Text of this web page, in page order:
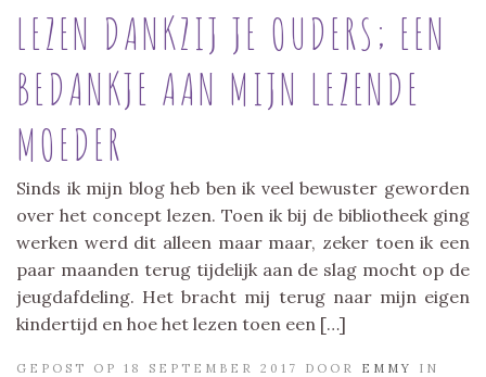
LEZEN DANKZIJ JE OUDERS; EEN
BEDANKJE AAN MIJN LEZENDE
MOEDER
Sinds ik mijn blog heb ben ik veel bewuster geworden
over het concept lezen. Toen ik bij de bibliotheek ging
werken werd dit alleen maar maar, zeker toen ik een
paar maanden terug tijdelijk aan de slag mocht op de
jeugdafdeling. Het bracht mij terug naar mijn eigen
kindertijd en hoe het lezen toen een […]
GEPOST OP 18 SEPTEMBER 2017 DOOR EMMY
IN